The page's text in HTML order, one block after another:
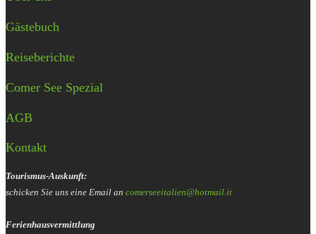
Gästebuch
Reiseberichte
Comer See Spezial
AGB
Kontakt
Tourismus-Auskunft:
schicken Sie uns eine Email an comerseeitalien@hotmail.it
Ferienhausvermittlung